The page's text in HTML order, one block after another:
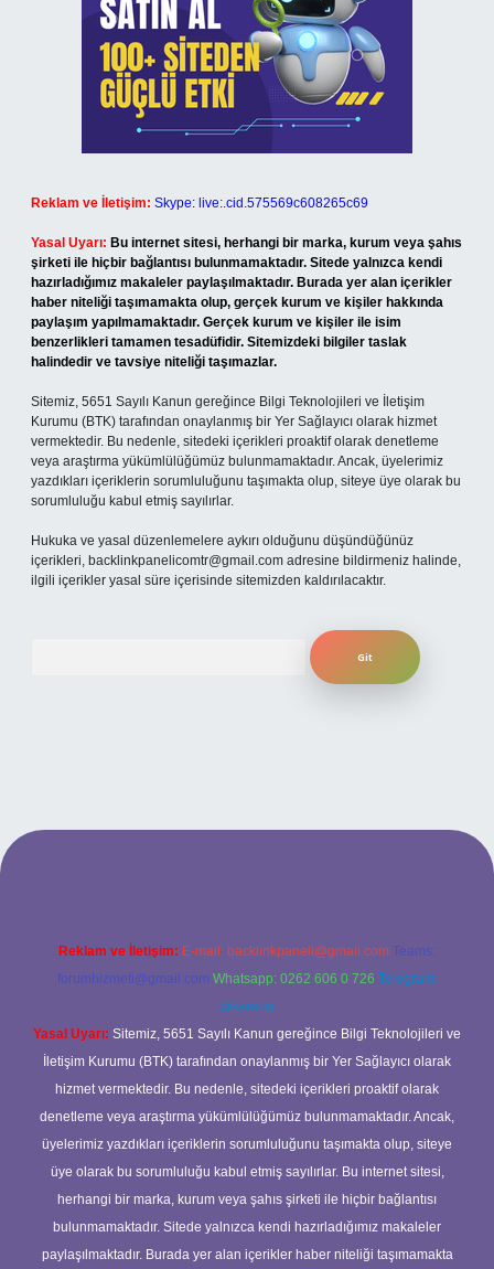
Reklam ve İletişim: Skype: live:.cid.575569c608265c69
Yasal Uyarı: Bu internet sitesi, herhangi bir marka, kurum veya şahıs
şirketi ile hiçbir bağlantısı bulunmamaktadır. Sitede yalnızca kendi
hazırladığımız makaleler paylaşılmaktadır. Burada yer alan içerikler
haber niteliği taşımamakta olup, gerçek kurum ve kişiler hakkında
paylaşım yapılmamaktadır. Gerçek kurum ve kişiler ile isim
benzerlikleri tamamen tesadüfidir. Sitemizdeki bilgiler taslak
halindedir ve tavsiye niteliği taşımazlar.
Sitemiz, 5651 Sayılı Kanun gereğince Bilgi Teknolojileri ve İletişim
Kurumu (BTK) tarafından onaylanmış bir Yer Sağlayıcı olarak hizmet
vermektedir. Bu nedenle, sitedeki içerikleri proaktif olarak denetleme
veya araştırma yükümlülüğümüz bulunmamaktadır. Ancak, üyelerimiz
yazdıkları içeriklerin sorumluluğunu taşımakta olup, siteye üye olarak bu
sorumluluğu kabul etmiş sayılırlar.
Hukuka ve yasal düzenlemelere aykırı olduğunu düşündüğünüz
içerikleri, backlinkpanelicomtr@gmail.com adresine bildirmeniz halinde,
ilgili içerikler yasal süre içerisinde sitemizden kaldırılacaktır.
Reklam ve İletişim: E-mail: backlinkpaneli@gmail.com Teams:
forumhizmeti@gmail.com Whatsapp: 0262 606 0 726 Telegram:
@karabul
Yasal Uyarı: Sitemiz, 5651 Sayılı Kanun gereğince Bilgi Teknolojileri ve
İletişim Kurumu (BTK) tarafından onaylanmış bir Yer Sağlayıcı olarak
hizmet vermektedir. Bu nedenle, sitedeki içerikleri proaktif olarak
denetleme veya araştırma yükümlülüğümüz bulunmamaktadır. Ancak,
üyelerimiz yazdıkları içeriklerin sorumluluğunu taşımakta olup, siteye
üye olarak bu sorumluluğu kabul etmiş sayılırlar. Bu internet sitesi,
herhangi bir marka, kurum veya şahıs şirketi ile hiçbir bağlantısı
bulunmamaktadır. Sitede yalnızca kendi hazırladığımız makaleler
paylaşılmaktadır. Burada yer alan içerikler haber niteliği taşımamakta